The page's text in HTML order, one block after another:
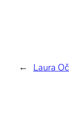
← Laura